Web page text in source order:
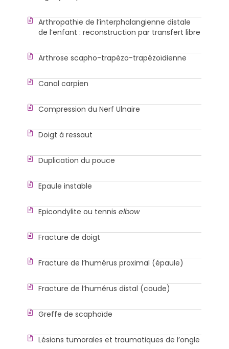
Arthropathie de l’interphalangienne distale
de l’enfant : reconstruction par transfert libre
Arthrose scapho-trapézo-trapézoïdienne
Canal carpien
Compression du Nerf Ulnaire
Doigt à ressaut
Duplication du pouce
Epaule instable
Epicondylite ou tenniselbow
Fracture de doigt
Fracture de l’humérus proximal (épaule)
Fracture de l’humérus distal (coude)
Greffe de scaphoïde
Lésions tumorales et traumatiques de l’ongle